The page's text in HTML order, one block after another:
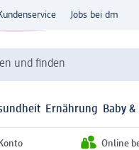
Jobs bei dm
und finden
Ernährung Baby &
Online